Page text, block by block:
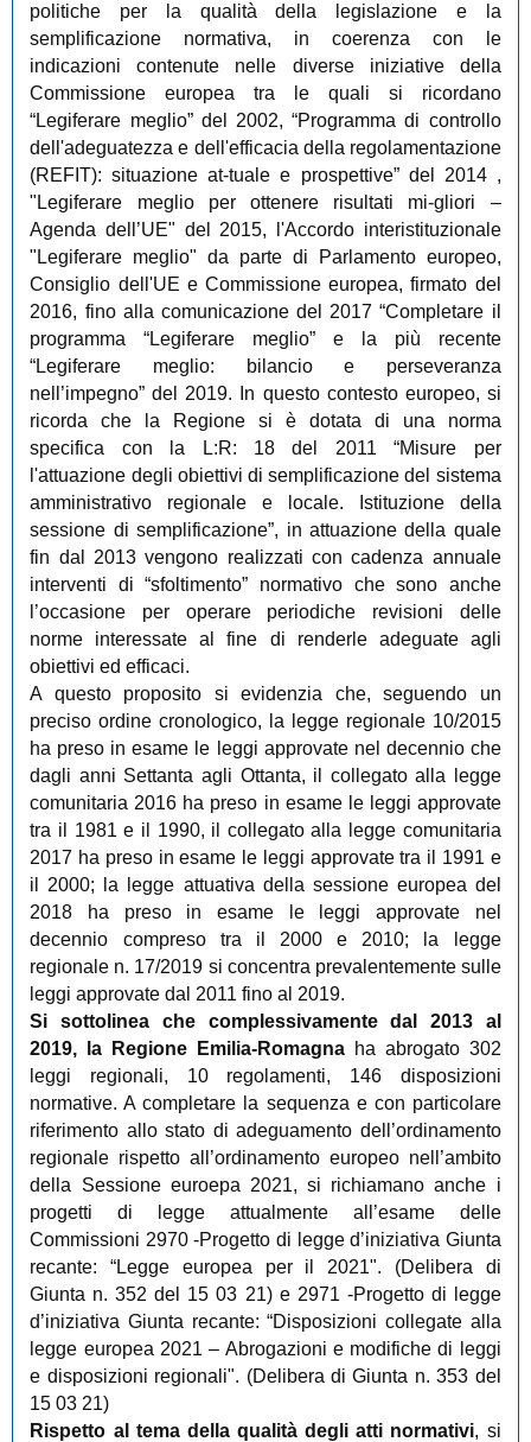
politiche per la qualità della legislazione e la
semplificazione normativa, in coerenza con le
indicazioni contenute nelle diverse iniziative della
Commissione europea tra le quali si ricordano
“Legiferare meglio” del 2002, “Programma di controllo
dell'adeguatezza e dell'efficacia della regolamentazione
(REFIT): situazione at-tuale e prospettive” del 2014 ,
"Legiferare meglio per ottenere risultati mi-gliori –
Agenda dell’UE" del 2015, l'Accordo interistituzionale
"Legiferare meglio" da parte di Parlamento europeo,
Consiglio dell'UE e Commissione europea, firmato del
2016, fino alla comunicazione del 2017 “Completare il
programma “Legiferare meglio” e la più recente
“Legiferare meglio: bilancio e perseveranza
nell’impegno” del 2019. In questo contesto europeo, si
ricorda che la Regione si è dotata di una norma
specifica con la L:R: 18 del 2011 “Misure per
l'attuazione degli obiettivi di semplificazione del sistema
amministrativo regionale e locale. Istituzione della
sessione di semplificazione”, in attuazione della quale
fin dal 2013 vengono realizzati con cadenza annuale
interventi di “sfoltimento” normativo che sono anche
l’occasione per operare periodiche revisioni delle
norme interessate al fine di renderle adeguate agli
obiettivi ed efficaci.
A questo proposito si evidenzia che, seguendo un
preciso ordine cronologico, la legge regionale 10/2015
ha preso in esame le leggi approvate nel decennio che
dagli anni Settanta agli Ottanta, il collegato alla legge
comunitaria 2016 ha preso in esame le leggi approvate
tra il 1981 e il 1990, il collegato alla legge comunitaria
2017 ha preso in esame le leggi approvate tra il 1991 e
il 2000; la legge attuativa della sessione europea del
2018 ha preso in esame le leggi approvate nel
decennio compreso tra il 2000 e 2010; la legge
regionale n. 17/2019 si concentra prevalentemente sulle
leggi approvate dal 2011 fino al 2019.
Si sottolinea che complessivamente dal 2013 al
2019, la Regione Emilia-Romagna ha abrogato 302
leggi regionali, 10 regolamenti, 146 disposizioni
normative. A completare la sequenza e con particolare
riferimento allo stato di adeguamento dell’ordinamento
regionale rispetto all’ordinamento europeo nell’ambito
della Sessione euroepa 2021, si richiamano anche i
progetti di legge attualmente all’esame delle
Commissioni 2970 -Progetto di legge d’iniziativa Giunta
recante: “Legge europea per il 2021". (Delibera di
Giunta n. 352 del 15 03 21) e 2971 -Progetto di legge
d’iniziativa Giunta recante: “Disposizioni collegate alla
legge europea 2021 – Abrogazioni e modifiche di leggi
e disposizioni regionali". (Delibera di Giunta n. 353 del
15 03 21)
Rispetto al tema della qualità degli atti normativi, si